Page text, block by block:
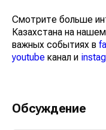
Смотрите больше
Казахстана на
важных событиях в
youtube канал и
Обсуждение